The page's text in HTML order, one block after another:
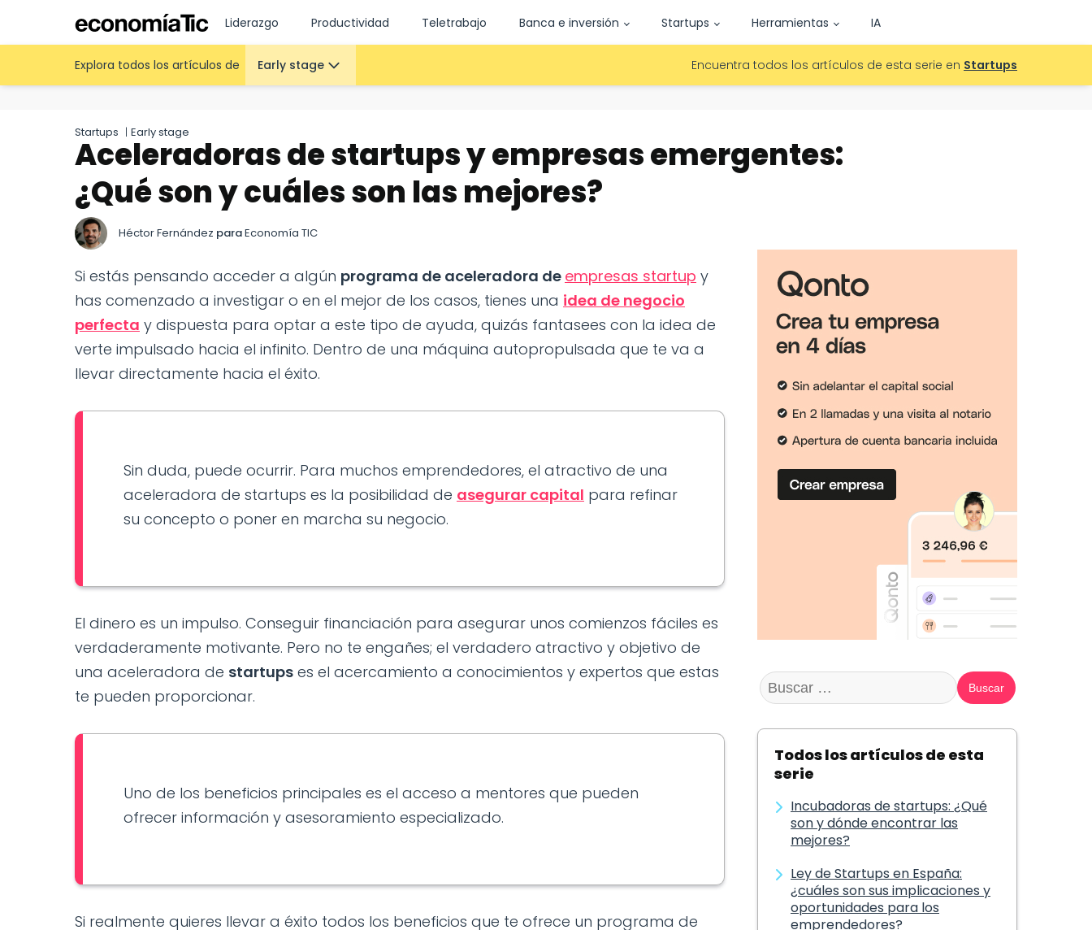
Liderazgo Productividad Teletrabajo Banca e inversión Startups Herramientas IA
Explora todos los artículos de Early stage Encuentra todos los artículos de esta serie en Startups
Startups | Early stage
Aceleradoras de startups y empresas emergentes:
¿Qué son y cuáles son las mejores?
Héctor Fernández paraEconomía TIC
Si estás pensando acceder a algún programa de aceleradora de empresas startup y
has comenzado a investigar o en el mejor de los casos, tienes una idea de negocio
perfecta y dispuesta para optar a este tipo de ayuda, quizás fantasees con la idea de
verte impulsado hacia el infinito. Dentro de una máquina autopropulsada que te va a
llevar directamente hacia el éxito.
Sin duda, puede ocurrir. Para muchos emprendedores, el atractivo de una
aceleradora de startups es la posibilidad de asegurar capital para refinar
su concepto o poner en marcha su negocio.
El dinero es un impulso. Conseguir financiación para asegurar unos comienzos fáciles es
verdaderamente motivante. Pero no te engañes; el verdadero atractivo y objetivo de
una aceleradora de startups es el acercamiento a conocimientos y expertos que estas
te pueden proporcionar.
Uno de los beneficios principales es el acceso a mentores que pueden
ofrecer información y asesoramiento especializado.
Si realmente quieres llevar a éxito todos los beneficios que te ofrece un programa de
Buscar:
Todos los artículos de esta
serie
Incubadoras de startups: ¿Qué
son y dónde encontrar las
mejores?
Ley de Startups en España:
¿cuáles son sus implicaciones y
oportunidades para los
emprendedores?